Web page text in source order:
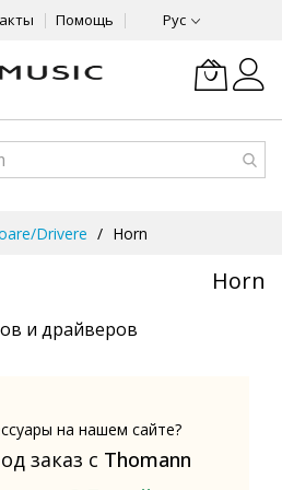
Помощь Рус
Drivere Horn
Horn
и драйверов
на нашем сайте?
заказ с Thomann